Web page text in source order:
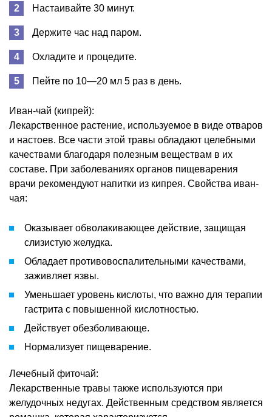
Настаивайте 30 минут.
Держите час над паром.
Охладите и процедите.
Пейте по 10—20 мл 5 раз в день.
Иван-чай (кипрей):
Лекарственное растение, используемое в виде отваров
и настоев. Все части этой травы обладают целебными
качествами благодаря полезным веществам в их
составе. При заболеваниях органов пищеварения
врачи рекомендуют напитки из кипрея. Свойства иван-
чая:
Оказывает обволакивающее действие, защищая
слизистую желудка.
Обладает противовоспалительными качествами,
заживляет язвы.
Уменьшает уровень кислоты, что важно для терапии
гастрита с повышенной кислотностью.
Действует обезболивающе.
Нормализует пищеварение.
Лечебный фиточай:
Лекарственные травы также используются при
желудочных недугах. Действенным средством является